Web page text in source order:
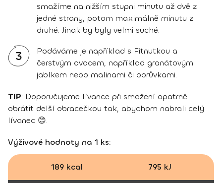
smažíme na nižším stupni minutu až dvě z
jedné strany, potom maximálně minutu z
druhé. Jinak by byly velmi suché.
3
Podáváme je například s Fitnutkou a
čerstvým ovocem, například granátovým
jablkem nebo malinami či borůvkami.
TIP: Doporučujeme lívance při smažení opatrně
obrátit delší obracečkou tak, abychom nabrali celý
lívanec 😊.
Výživové hodnoty na 1 ks:
189 kcal 795 kJ